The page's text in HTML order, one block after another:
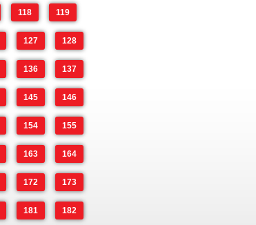
118 119
127 128
136 137
145 146
154 155
163 164
172 173
181 182